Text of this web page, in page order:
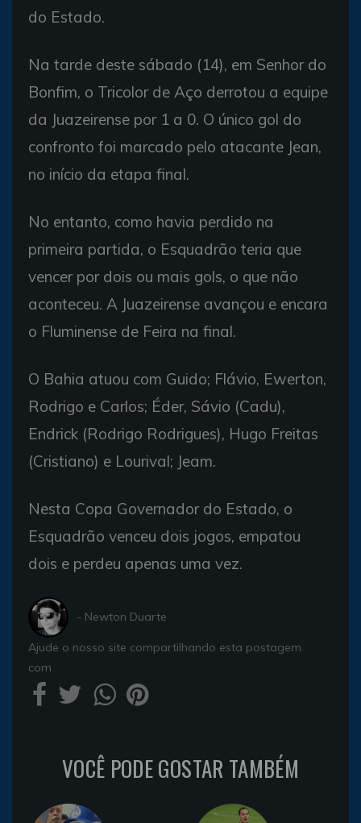
do Estado.
Na tarde deste sábado (14), em Senhor do
Bonfim, o Tricolor de Aço derrotou a equipe
da Juazeirense por 1 a 0. O único gol do
confronto foi marcado pelo atacante Jean,
no início da etapa final.
No entanto, como havia perdido na
primeira partida, o Esquadrão teria que
vencer por dois ou mais gols, o que não
aconteceu. A Juazeirense avançou e encara
o Fluminense de Feira na final.
O Bahia atuou com Guido; Flávio, Ewerton,
Rodrigo e Carlos; Éder, Sávio (Cadu),
Endrick (Rodrigo Rodrigues), Hugo Freitas
(Cristiano) e Lourival; Jeam.
Nesta Copa Governador do Estado, o
Esquadrão venceu dois jogos, empatou
dois e perdeu apenas uma vez.
- Newton Duarte
Ajude o nosso site compartilhando esta postagem
com
VOCÊ PODE GOSTAR TAMBÉM